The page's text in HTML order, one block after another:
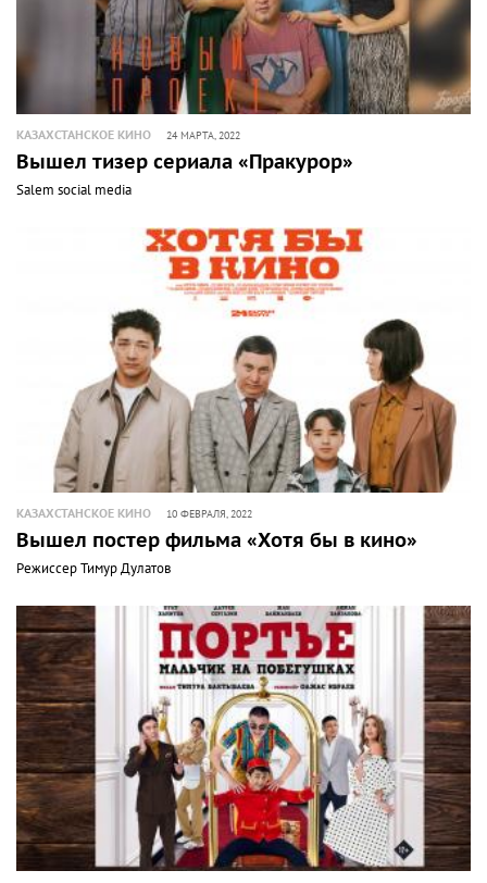
КАЗАХСТАНСКОЕ КИНО 24 МАРТА, 2022
Вышел тизер сериала «Пракурор»
Salem social media
КАЗАХСТАНСКОЕ КИНО 10 ФЕВРАЛЯ, 2022
Вышел постер фильма «Хотя бы в кино»
Режиссер Тимур Дулатов